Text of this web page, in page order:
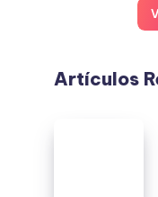
Artículos